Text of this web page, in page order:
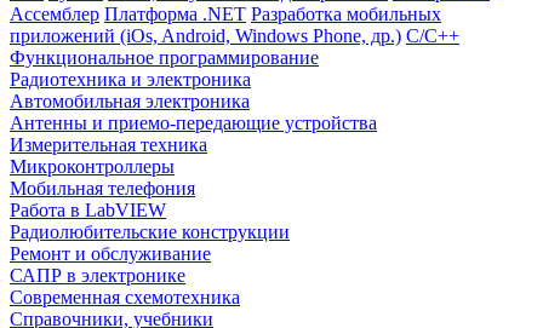
Ассемблер Платформа .NET Разработка мобильных
приложений (iOs, Android, Windows Phone, др.) С/С++
Функциональное программирование
Радиотехника и электроника
Автомобильная электроника
Антенны и приемо-передающие устройства
Измерительная техника
Микроконтроллеры
Мобильная телефония
Работа в LabVIEW
Радиолюбительские конструкции
Ремонт и обслуживание
САПР в электронике
Современная схемотехника
Справочники, учебники